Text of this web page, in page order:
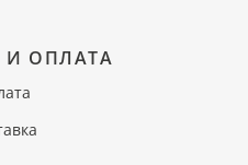
И ОПЛАТА